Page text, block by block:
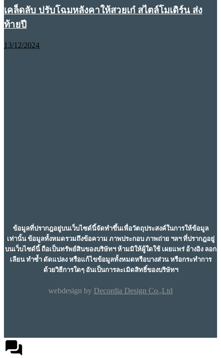
เคล็ดลับ ปรับโฉมหลังคาให้สวยเก๋ สไตล์โมเดิร์น ส่ง
ท้ายปี
13/12/2024
ข้อมูลที่ปรากฎอยู่บนเว็บไซด์นี้จัดทำขึ้นเพื่อวัตถุประสงค์ในการให้ข้อมูล
เท่านั้น ข้อมูลทั้งหมดรวมถึงข้อความ ภาพประกอบ ภาพถ่าย ฯลฯ ที่ปรากฎอยู่
บนเว็บไซด์นี้ ถือเป็นทรัพย์สินของบริษัทฯ ห้ามมิให้ผู้ใดใช้ เผยแพร่ อ้างอิง ลอก
เลียน ทำซ้ำ ดัดแปลง หรือแก้ไขข้อมูลทั้งหมดหรือบางส่วน หรือกระทำการ
ด้วยวิธีการใดๆ อันเป็นการละเมิดสิทธิ์ของบริษัทฯ
webdesign by Decordia Design Co.,Ltd